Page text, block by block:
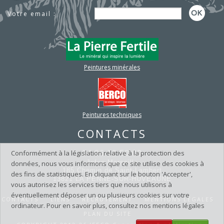
26
Pour 2026, le choix du bon partenaire...
Lire la suite
Toujours soucieux de répondre aux...
Lire la suite
C'est la rentrée...
Dès aujourd'hui, lundi 1er...
Lire la suite
Nouvelle édition du GUIDE
DE...
Lire la suite
07
25
SYMBIOSE
JEFCO innove avec SYMBIOSE , une...
Lire la suite
05
25
OPÉRATION PRINTEMPS /
ÉTÉ !
Du 19 mai au 4 juillet 2025 rendez-vous...
Lire la suite
Votre email :
Peintures minérales
Peintures techniques
CONTACTS
04 96 12 50 00
Jefco Marseille
185 Chemin de Saint-Lambert
13821 LA PENNE-SUR-HUVEAUNE
CONTACTS LIENS RECRUTEMENT
MENTIONS LÉGALES
Conformément à la législation relative à la protection des
données, nous vous informons que ce site utilise des cookies à
des fins de statistiques. En cliquant sur le bouton 'Accepter',
vous autorisez les services tiers que nous utilisons à
éventuellement déposer un ou plusieurs cookies sur votre
ordinateur. Pour en savoir plus, consultez nos mentions légales